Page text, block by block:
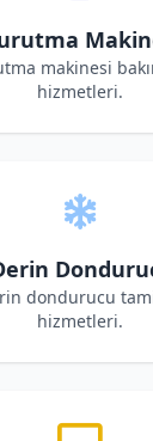
makinesi
hizmetleri.
dondurucu
hizmetleri.